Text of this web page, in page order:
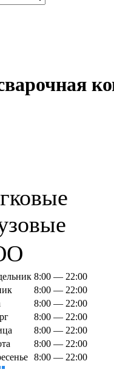
8:00 — 22:00
8:00 — 22:00
8:00 — 22:00
8:00 — 22:00
8:00 — 22:00
8:00 — 22:00
8:00 — 22:00